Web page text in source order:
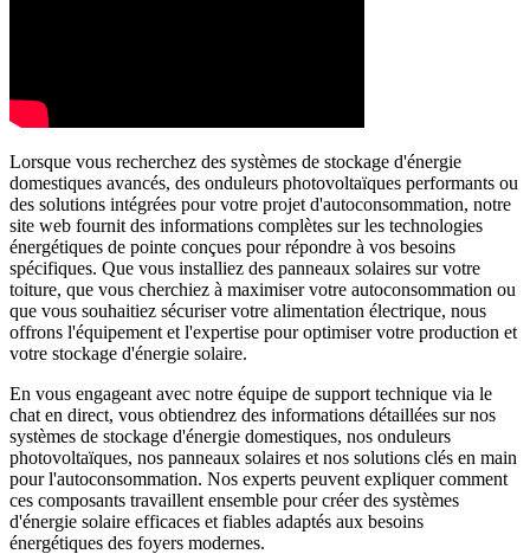
Lorsque vous recherchez des systèmes de stockage d'énergie
domestiques avancés, des onduleurs photovoltaïques performants ou
des solutions intégrées pour votre projet d'autoconsommation, notre
site web fournit des informations complètes sur les technologies
énergétiques de pointe conçues pour répondre à vos besoins
spécifiques. Que vous installiez des panneaux solaires sur votre
toiture, que vous cherchiez à maximiser votre autoconsommation ou
que vous souhaitiez sécuriser votre alimentation électrique, nous
offrons l'équipement et l'expertise pour optimiser votre production et
votre stockage d'énergie solaire.
En vous engageant avec notre équipe de support technique via le
chat en direct, vous obtiendrez des informations détaillées sur nos
systèmes de stockage d'énergie domestiques, nos onduleurs
photovoltaïques, nos panneaux solaires et nos solutions clés en main
pour l'autoconsommation. Nos experts peuvent expliquer comment
ces composants travaillent ensemble pour créer des systèmes
d'énergie solaire efficaces et fiables adaptés aux besoins
énergétiques des foyers modernes.